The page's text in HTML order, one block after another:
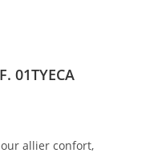
01TYECA
allier confort,